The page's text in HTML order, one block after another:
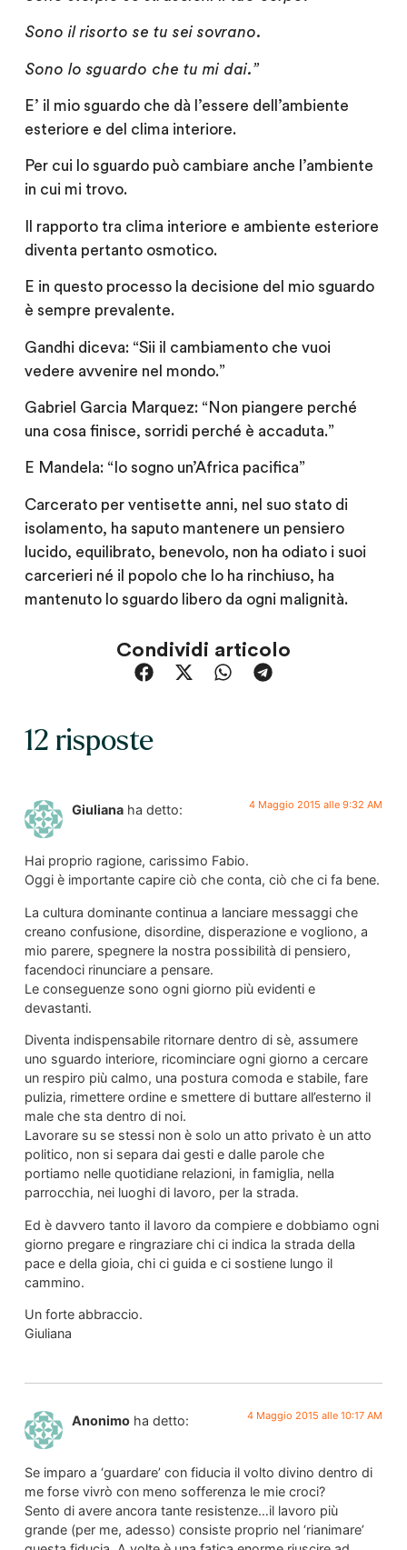
Sono il risorto se tu sei sovrano.
Sono lo sguardo che tu mi dai.”
E’ il mio sguardo che dà l’essere dell’ambiente
esteriore e del clima interiore.
Per cui lo sguardo può cambiare anche l’ambiente
in cui mi trovo.
Il rapporto tra clima interiore e ambiente esteriore
diventa pertanto osmotico.
E in questo processo la decisione del mio sguardo
è sempre prevalente.
Gandhi diceva: “Sii il cambiamento che vuoi
vedere avvenire nel mondo.”
Gabriel Garcia Marquez: “Non piangere perché
una cosa finisce, sorridi perché è accaduta.”
E Mandela: “Io sogno un’Africa pacifica”
Carcerato per ventisette anni, nel suo stato di
isolamento, ha saputo mantenere un pensiero
lucido, equilibrato, benevolo, non ha odiato i suoi
carcerieri né il popolo che lo ha rinchiuso, ha
mantenuto lo sguardo libero da ogni malignità.
Condividi articolo
12 risposte
Giuliana ha detto: 4 Maggio 2015 alle 9:32 AM
Hai proprio ragione, carissimo Fabio.
Oggi è importante capire ciò che conta, ciò che ci fa bene.
La cultura dominante continua a lanciare messaggi che
creano confusione, disordine, disperazione e vogliono, a
mio parere, spegnere la nostra possibilità di pensiero,
facendoci rinunciare a pensare.
Le conseguenze sono ogni giorno più evidenti e
devastanti.
Diventa indispensabile ritornare dentro di sè, assumere
uno sguardo interiore, ricominciare ogni giorno a cercare
un respiro più calmo, una postura comoda e stabile, fare
pulizia, rimettere ordine e smettere di buttare all’esterno il
male che sta dentro di noi.
Lavorare su se stessi non è solo un atto privato è un atto
politico, non si separa dai gesti e dalle parole che
portiamo nelle quotidiane relazioni, in famiglia, nella
parrocchia, nei luoghi di lavoro, per la strada.
Ed è davvero tanto il lavoro da compiere e dobbiamo ogni
giorno pregare e ringraziare chi ci indica la strada della
pace e della gioia, chi ci guida e ci sostiene lungo il
cammino.
Un forte abbraccio.
Giuliana
Anonimo ha detto: 4 Maggio 2015 alle 10:17 AM
Se imparo a ‘guardare’ con fiducia il volto divino dentro di
me forse vivrò con meno sofferenza le mie croci?
Sento di avere ancora tante resistenze…il lavoro più
grande (per me, adesso) consiste proprio nel ‘rianimare’